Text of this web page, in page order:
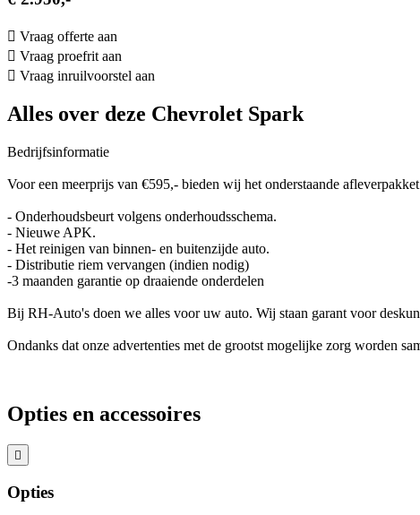
Vraag offerte aan
Vraag proefrit aan
Vraag inruilvoorstel aan
Alles over deze Chevrolet Spark
Bedrijfsinformatie
Voor een meerprijs van €595,- bieden wij het onderstaande afleverpakket
- Onderhoudsbeurt volgens onderhoudsschema.
- Nieuwe APK.
- Het reinigen van binnen- en buitenzijde auto.
- Distributie riem vervangen (indien nodig)
-3 maanden garantie op draaiende onderdelen
Bij RH-Auto's doen we alles voor uw auto. Wij staan garant voor
Ondanks dat onze advertenties met de grootst mogelijke zorg worden
Opties en accessoires
Opties